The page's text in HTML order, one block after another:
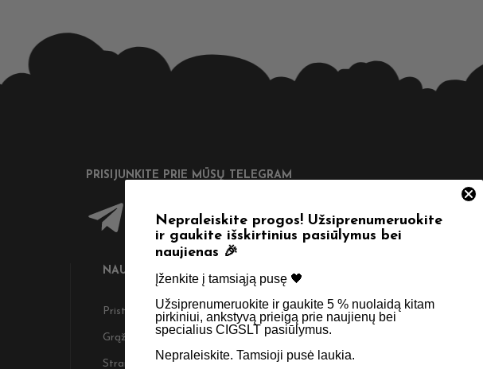
PRISIJUNKITE PRIE MŪSŲ TELEGRAM
NAUDINGOS NUORODOS
Pristatymas Taisyklės & Nuostatos
Grąžinimas Privatumo politika
Straipsniai Apie Mus
Nepraleiskite progos! Užsiprenumeruokite
ir gaukite išskirtinius pasiūlymus bei
naujienas 🎉
Įženkite į tamsiąją pusę 🖤 ​
Užsiprenumeruokite ir gaukite 5 % nuolaidą kitam
pirkiniui, ankstyvą prieigą prie naujienų bei
specialius CIGSLT pasiūlymus. ​
Nepraleiskite. Tamsioji pusė laukia.